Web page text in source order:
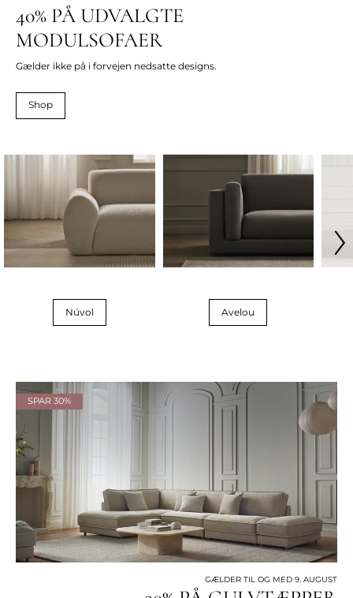
40% PÅ UDVALGTE
MODULSOFAER
Gælder ikke på i forvejen nedsatte designs.
Shop
Núvol Avelou
SPAR 30%
GÆLDER TIL OG MED 9. AUGUST